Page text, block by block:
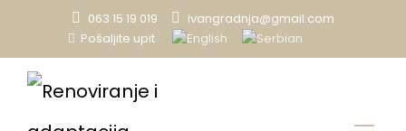
063 15 19 019
ivangradnja@gmail.com
Pošaljite upit